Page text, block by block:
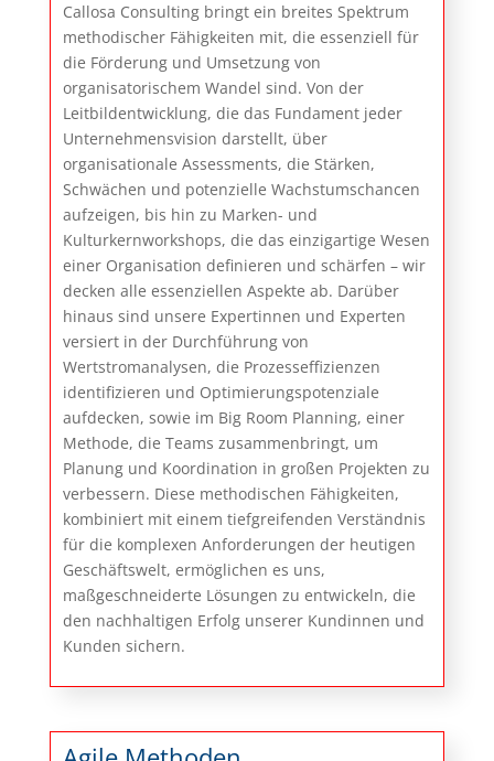
Callosa Consulting bringt ein breites Spektrum
methodischer Fähigkeiten mit, die essenziell für
die Förderung und Umsetzung von
organisatorischem Wandel sind. Von der
Leitbildentwicklung, die das Fundament jeder
Unternehmensvision darstellt, über
organisationale Assessments, die Stärken,
Schwächen und potenzielle Wachstumschancen
aufzeigen, bis hin zu Marken- und
Kulturkernworkshops, die das einzigartige Wesen
einer Organisation definieren und schärfen – wir
decken alle essenziellen Aspekte ab. Darüber
hinaus sind unsere Expertinnen und Experten
versiert in der Durchführung von
Wertstromanalysen, die Prozesseffizienzen
identifizieren und Optimierungspotenziale
aufdecken, sowie im Big Room Planning, einer
Methode, die Teams zusammenbringt, um
Planung und Koordination in großen Projekten zu
verbessern. Diese methodischen Fähigkeiten,
kombiniert mit einem tiefgreifenden Verständnis
für die komplexen Anforderungen der heutigen
Geschäftswelt, ermöglichen es uns,
maßgeschneiderte Lösungen zu entwickeln, die
den nachhaltigen Erfolg unserer Kundinnen und
Kunden sichern.